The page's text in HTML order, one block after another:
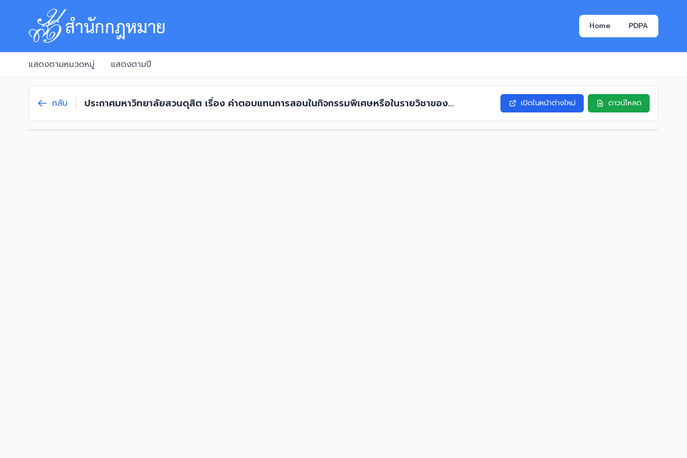
Home PDPA
แสดงตามหมวดหมู่ แสดงตามปี
กลับ
ประกาศมหาวิทยาลัยสวนดุสิต เรื่อง ค่าตอบแทนการสอนในกิจกรรมพิเศษหรือในรายวิชาของ
โรงเรียนสาธิตละอออุทิศ พ.ศ. 2564
เปิดในหน้าต่างใหม่ ดาวน์โหลด